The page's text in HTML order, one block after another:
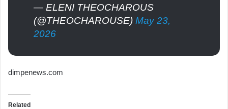
— ELENI THEOCHAROUS
(@THEOCHAROUSE) May 23,
2026
dimpenews.com
Related